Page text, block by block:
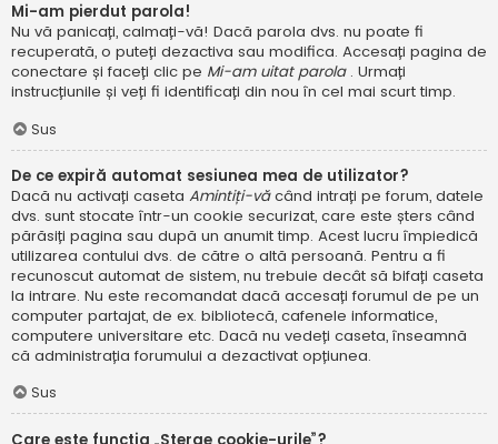
Mi-am pierdut parola!
Nu vă panicați, calmați-vă! Dacă parola dvs. nu poate fi
recuperată, o puteți dezactiva sau modifica. Accesați pagina de
conectare și faceți clic pe Mi-am uitat parola . Urmați
instrucțiunile și veți fi identificați din nou în cel mai scurt timp.
Sus
De ce expiră automat sesiunea mea de utilizator?
Dacă nu activați caseta Amintiți-văcând intrați pe forum, datele
dvs. sunt stocate într-un cookie securizat, care este șters când
părăsiți pagina sau după un anumit timp. Acest lucru împiedică
utilizarea contului dvs. de către o altă persoană. Pentru a fi
recunoscut automat de sistem, nu trebuie decât să bifați caseta
la intrare. Nu este recomandat dacă accesați forumul de pe un
computer partajat, de ex. bibliotecă, cafenele informatice,
computere universitare etc. Dacă nu vedeți caseta, înseamnă
că administrația forumului a dezactivat opțiunea.
Sus
Care este funcția „Șterge cookie-urile”?